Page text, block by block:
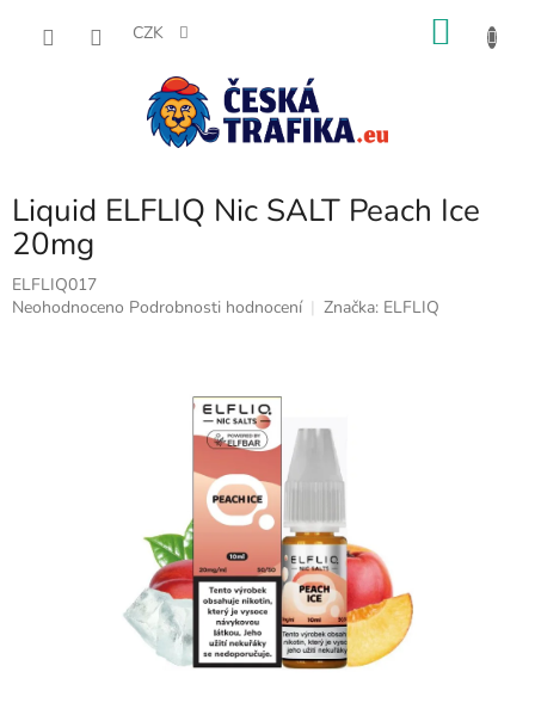
CZK
Liquid ELFLIQ Nic SALT Peach Ice
20mg
ELFLIQ017
Průměrné
Neohodnoceno Podrobnosti hodnocení Značka: ELFLIQ